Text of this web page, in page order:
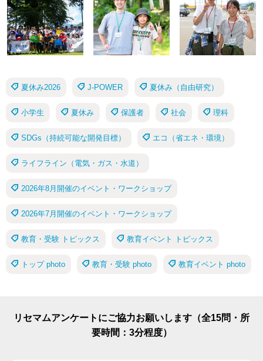
夏休み2026 J-POWER 夏休み（自由研究）
小学生 夏休み 保護者 社会 理科
SDGs（持続可能な開発目標） エコ（省エネ・環境）
ライフライン（電気・ガス・水道）
2026年8月開催のイベント・ワークショップ
2026年7月開催のイベント・ワークショップ
教育・受験 トピックス 教育イベント トピックス
トップ photo 教育・受験 photo 教育イベント photo
リセマムアンケートにご協力お願いします（全15問・所
要時間：3分程度）